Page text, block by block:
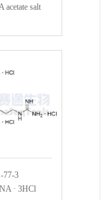
salt
77-3
· 3HCl